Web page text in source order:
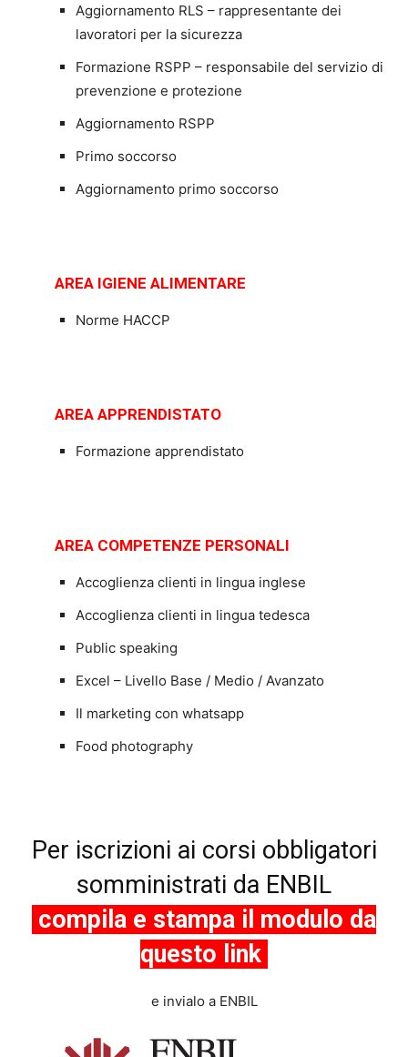
Aggiornamento RLS – rappresentante dei
lavoratori per la sicurezza
Formazione RSPP – responsabile del servizio di
prevenzione e protezione
Aggiornamento RSPP
Primo soccorso
Aggiornamento primo soccorso
AREA IGIENE ALIMENTARE
Norme HACCP
AREA APPRENDISTATO
Formazione apprendistato
AREA COMPETENZE PERSONALI
Accoglienza clienti in lingua inglese
Accoglienza clienti in lingua tedesca
Public speaking
Excel – Livello Base / Medio / Avanzato
Il marketing con whatsapp
Food photography
Per iscrizioni ai corsi obbligatori
somministrati da ENBIL
compila e stampa il modulo da
questo link
e invialo a ENBIL